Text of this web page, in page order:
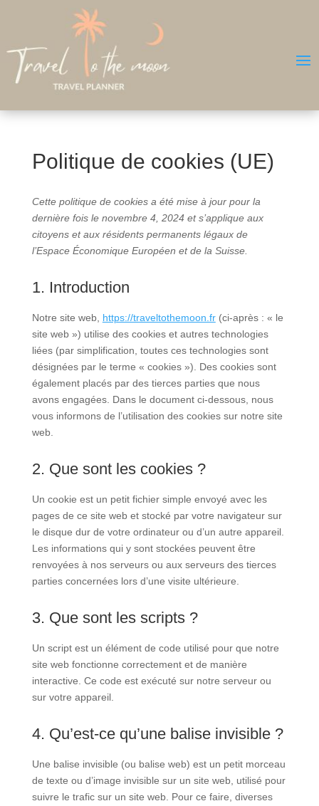
Politique de cookies (UE)
Cette politique de cookies a été mise à jour pour la
dernière fois le novembre 4, 2024 et s’applique aux
citoyens et aux résidents permanents légaux de
l’Espace Économique Européen et de la Suisse.
1. Introduction
Notre site web, https://traveltothemoon.fr(ci-après : « le
site web ») utilise des cookies et autres technologies
liées (par simplification, toutes ces technologies sont
désignées par le terme « cookies »). Des cookies sont
également placés par des tierces parties que nous
avons engagées. Dans le document ci-dessous, nous
vous informons de l’utilisation des cookies sur notre site
web.
2. Que sont les cookies ?
Un cookie est un petit fichier simple envoyé avec les
pages de ce site web et stocké par votre navigateur sur
le disque dur de votre ordinateur ou d’un autre appareil.
Les informations qui y sont stockées peuvent être
renvoyées à nos serveurs ou aux serveurs des tierces
parties concernées lors d’une visite ultérieure.
3. Que sont les scripts ?
Un script est un élément de code utilisé pour que notre
site web fonctionne correctement et de manière
interactive. Ce code est exécuté sur notre serveur ou
sur votre appareil.
4. Qu’est-ce qu’une balise invisible ?
Une balise invisible (ou balise web) est un petit morceau
de texte ou d’image invisible sur un site web, utilisé pour
suivre le trafic sur un site web. Pour ce faire, diverses